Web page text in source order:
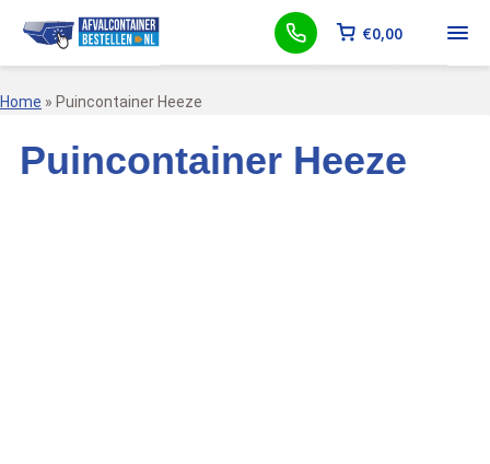
€0,00
Home » Puincontainer Heeze
Puincontainer Heeze